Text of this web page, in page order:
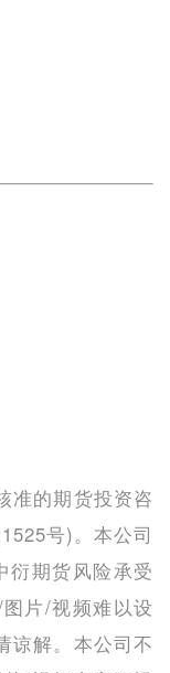
准的期货投资咨
号)。本公司
衍期货风险承受
片/视频难以设
谅解。本公司不